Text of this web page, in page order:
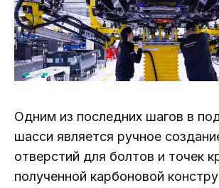
Одним из последних шагов в
шасси является ручное
отверстий для болтов и точек
полученной карбоновой